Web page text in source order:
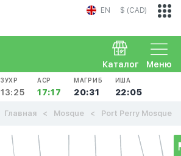
EN $ (CAD)
Меню
Каталог
ЗУХР
13:25
АСР
17:17
МАГРИБ
20:31
ИША
22:05
Главная Mosque Port Perry Mosque